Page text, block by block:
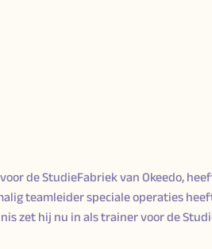
de StudieFabriek van Okeedo,
teamleider speciale operaties
zet hij nu in als trainer voor de